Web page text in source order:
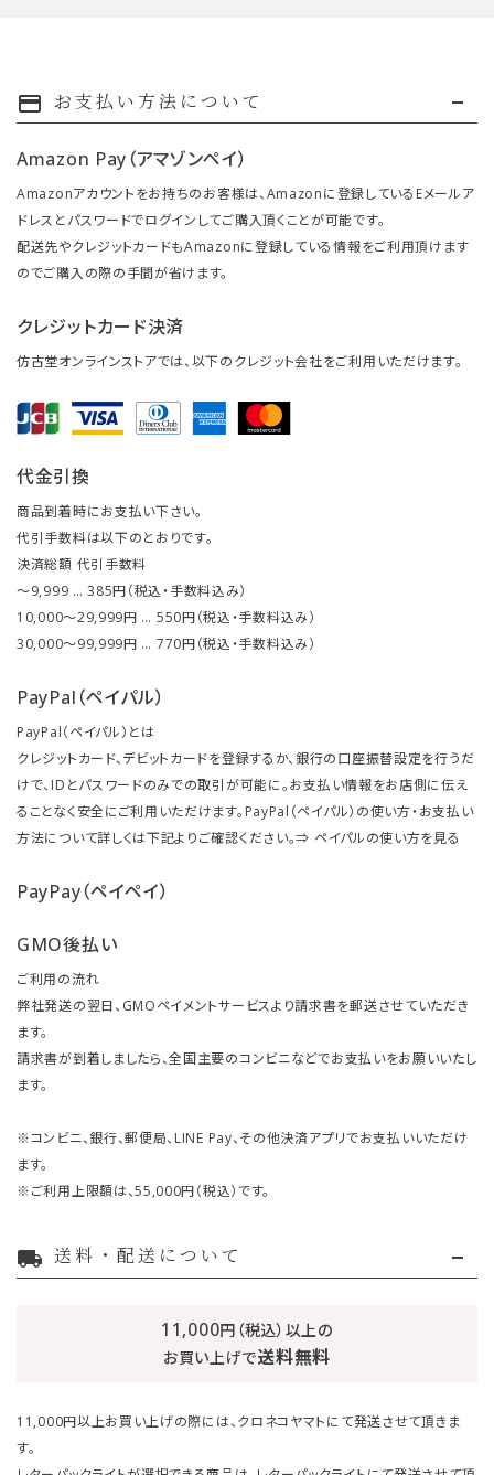
payment お支払い方法について
Amazon Pay（アマゾンペイ）
Amazonアカウントをお持ちのお客様は、Amazonに登録しているEメールア
ドレスとパスワードでログインしてご購入頂くことが可能です。
配送先やクレジットカードもAmazonに登録している情報をご利用頂けます
のでご購入の際の手間が省けます。
クレジットカード決済
仿古堂オンラインストアでは、以下のクレジット会社をご利用いただけます。
代金引換
商品到着時にお支払い下さい。
代引手数料は以下のとおりです。
決済総額 代引手数料
～9,999 … 385円（税込・手数料込み）
10,000～29,999円 … 550円（税込・手数料込み）
30,000～99,999円 … 770円（税込・手数料込み）
PayPal（ペイパル）
PayPal（ペイパル）とは
クレジットカード、デビットカードを登録するか、銀行の口座振替設定を行うだ
けで、IDとパスワードのみでの取引が可能に。お支払い情報をお店側に伝え
ることなく安全にご利用いただけます。PayPal（ペイパル）の使い方・お支払い
方法について詳しくは下記よりご確認ください。⇒ ペイパルの使い方を見る
PayPay（ペイペイ）
GMO後払い
ご利用の流れ
弊社発送の翌日、GMOペイメントサービスより請求書を郵送させていただき
ます。
請求書が到着しましたら、全国主要のコンビニなどでお支払いをお願いいたし
ます。
※コンビニ、銀行、郵便局、LINE Pay、その他決済アプリでお支払いいただけ
ます。
※ご利用上限額は、55,000円（税込）です。
local_shipping 送料・配送について
11,000円（税込）以上の
お買い上げで送料無料
11,000円以上お買い上げの際には、クロネコヤマトにて発送させて頂きま
す。